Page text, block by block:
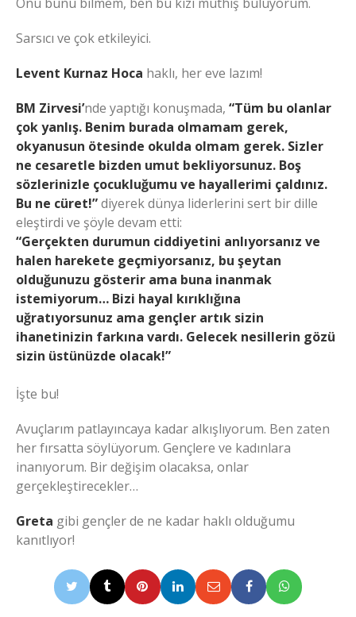
Sarsıcı ve çok etkileyici.
Levent Kurnaz Hoca haklı, her eve lazım!
BM Zirvesi’nde yaptığı konuşmada, “Tüm bu olanlar
çok yanlış. Benim burada olmamam gerek,
okyanusun ötesinde okulda olmam gerek. Sizler
ne cesaretle bizden umut bekliyorsunuz. Boş
sözlerinizle çocukluğumu ve hayallerimi çaldınız.
Bu ne cüret!”diyerek dünya liderlerini sert bir dille
eleştirdi ve şöyle devam etti:
“Gerçekten durumun ciddiyetini anlıyorsanız ve
halen harekete geçmiyorsanız, bu şeytan
olduğunuzu gösterir ama buna inanmak
istemiyorum… Bizi hayal kırıklığına
uğratıyorsunuz ama gençler artık sizin
ihanetinizin farkına vardı. Gelecek nesillerin gözü
sizin üstünüzde olacak!”
İşte bu!
Avuçlarım patlayıncaya kadar alkışlıyorum. Ben zaten
her fırsatta söylüyorum. Gençlere ve kadınlara
inanıyorum. Bir değişim olacaksa, onlar
gerçekleştirecekler…
Greta gibi gençler de ne kadar haklı olduğumu
kanıtlıyor!